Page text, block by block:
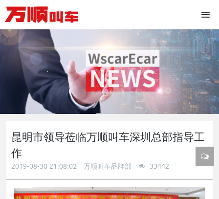
昆明市领导莅临万顺叫车深圳总部指导工
作
2019-08-30 21:08:02 万顺叫车品牌部 33442